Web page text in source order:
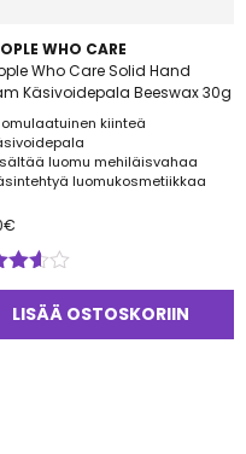
WHO CARE
Who Care Solid Hand
Cream Käsivoidepala Beeswax 30g
kiinteä
luomu mehiläisvahaa
luomukosmetiikkaa
€
/ 5
LISÄÄ OSTOSKORIIN